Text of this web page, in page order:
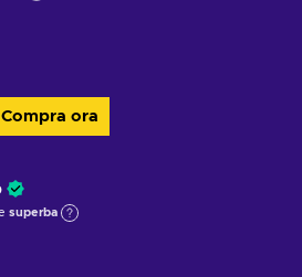
Compra ora
superba